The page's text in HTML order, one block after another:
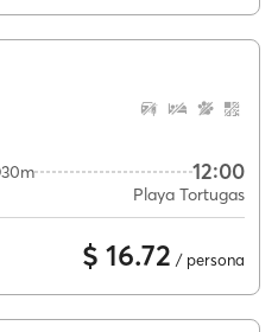
30m 12:00
Playa Tortugas
$ 16.72 / persona